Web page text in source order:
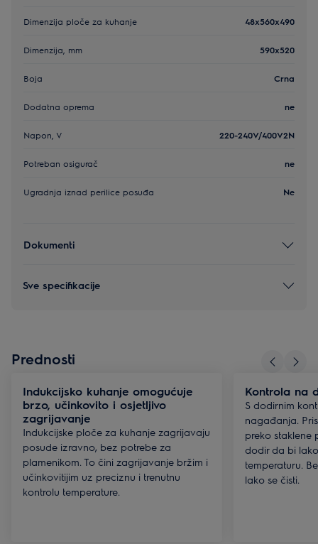
Dimenzija ploče za kuhanje 48x560x490
Dimenzija, mm 590x520
Boja Crna
Dodatna oprema ne
Napon, V 220-240V/400V2N
Potreban osigurač ne
Ugradnja iznad perilice posuđa Ne
Dokumenti
Sve specifikacije
Prednosti
Indukcijsko kuhanje omogućuje
brzo, učinkovito i osjetljivo
zagrijavanje
Indukcijske ploče za kuhanje zagrijavaju
posude izravno, bez potrebe za
plamenikom. To čini zagrijavanje bržim i
učinkovitijim uz preciznu i trenutnu
kontrolu temperature.
Kontrola na
S dodirnim
nagađanja.
preko staklene
dodir da bi
temperaturu.
lako se čisti.